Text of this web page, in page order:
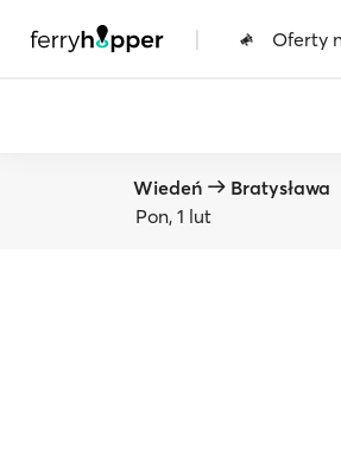
| Oferty
Wiedeń
Bratysława
Pon, 1 lut